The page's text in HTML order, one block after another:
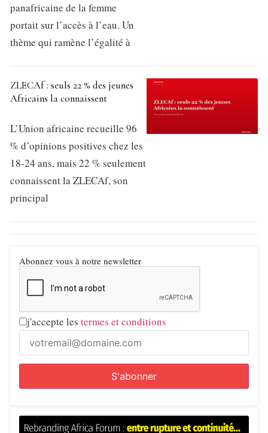
panafricaine de la femme
portait sur l’accès à l’eau. Un
thème qui ramène l’égalité à
ZLECAf : seuls 22 % des jeunes
Africains la connaissent
L’Union africaine recueille 96
% d’opinions positives chez les
18-24 ans, mais 22 % seulement
connaissent la ZLECAf, son
principal
Abonnez vous à notre newsletter
j'accepte les termes et conditions